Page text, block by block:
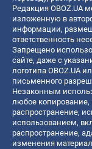
Редакция OBOZ.UA
изложенную в
информации,
ответственность
Запрещено
сайте, даже с
логотипа OBOZ.UA
письменного
Незаконным
любое копирование,
распространение,
использованием,
распространение,
изменения